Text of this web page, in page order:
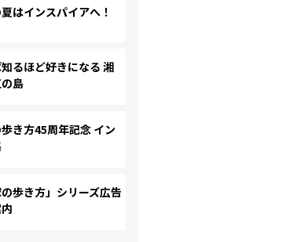
はインスパイアへ！
るほど好きになる 湘
島
き方45周年記念 イン
の歩き方」シリーズ広告